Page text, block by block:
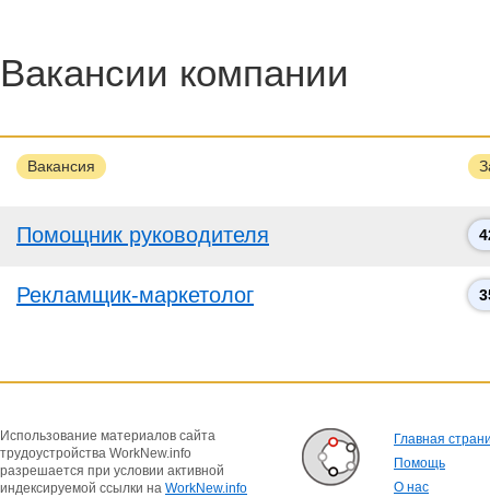
Вакансии компании
Вакансия
Помощник руководителя
Рекламщик-маркетолог
Использование материалов сайта
трудоустройства WorkNew.info
разрешается при условии активной
индексируемой ссылки на WorkNew.info
Главная
Помощь
О нас